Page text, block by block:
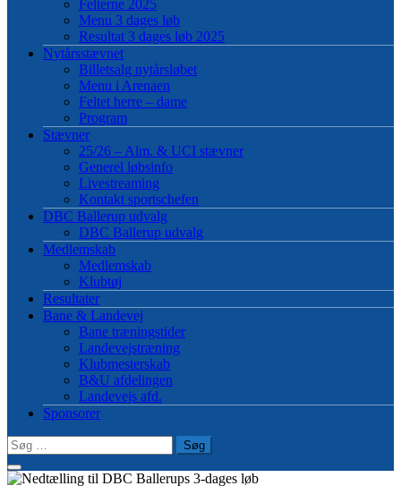
Felterne 2025
Menu 3 dages løb
Resultat 3 dages løb 2025
Nytårsstævnet
Billetsalg nytårsløbet
Menu i Arenaen
Feltet herre – dame
Program
Stævner
25/26 – Alm. & UCI stævner
Generel løbsinfo
Livestreaming
Kontakt sportschefen
DBC Ballerup udvalg
DBC Ballerup udvalg
Medlemskab
Medlemskab
Klubtøj
Resultater
Bane & Landevej
Bane træningstider
Landevejstræning
Klubmesterskab
B&U afdelingen
Landevejs afd.
Sponsorer
Søg
efter: